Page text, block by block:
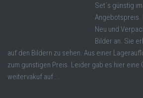
Set´s günstig
Angebotspreis.
Neu und
Bilder an. Sie
auf den Bildern zu sehen. Aus einer
zum günstigen Preis. Leider gab es hier eine
weitervakuf auf ...